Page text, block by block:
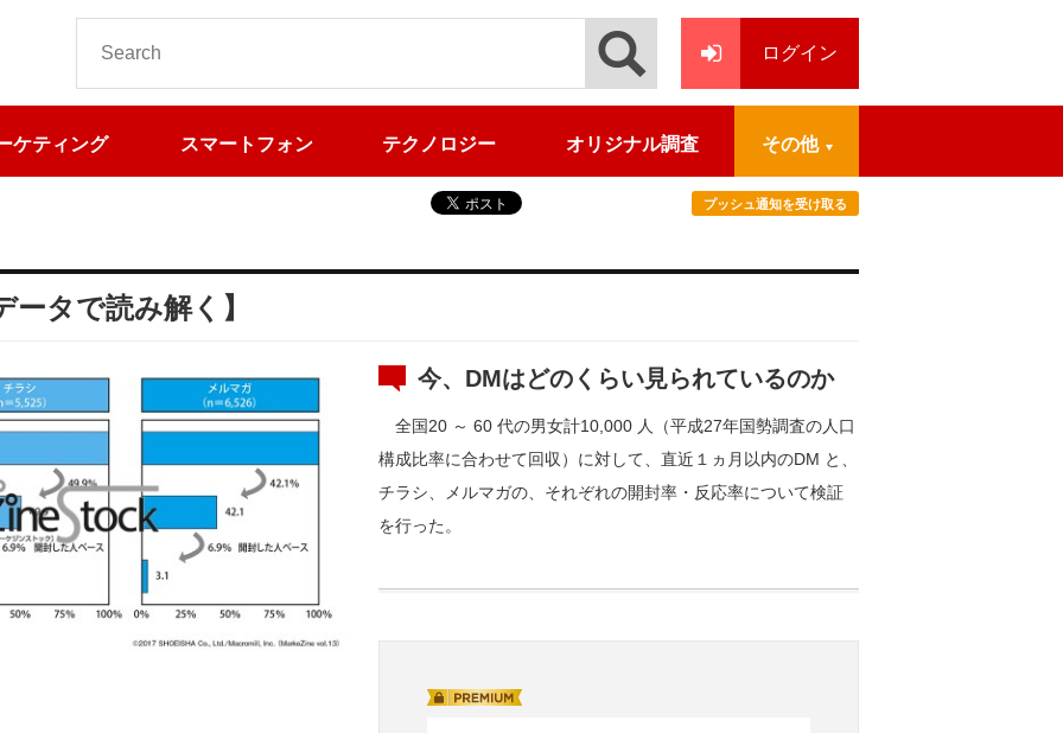
ログイン
ケティング スマートフォン テクノロジー オリジナル調査 その他
プッシュ通知を受け取る
タで読み解く】
今、DMはどのくらい見られているのか
全国20 ～ 60 代の男女計10,000 人（平成27年国勢調査の人口
構成比率に合わせて回収）に対して、直近１ヵ月以内のDM と、
チラシ、メルマガの、それぞれの開封率・反応率について検証
を行った。